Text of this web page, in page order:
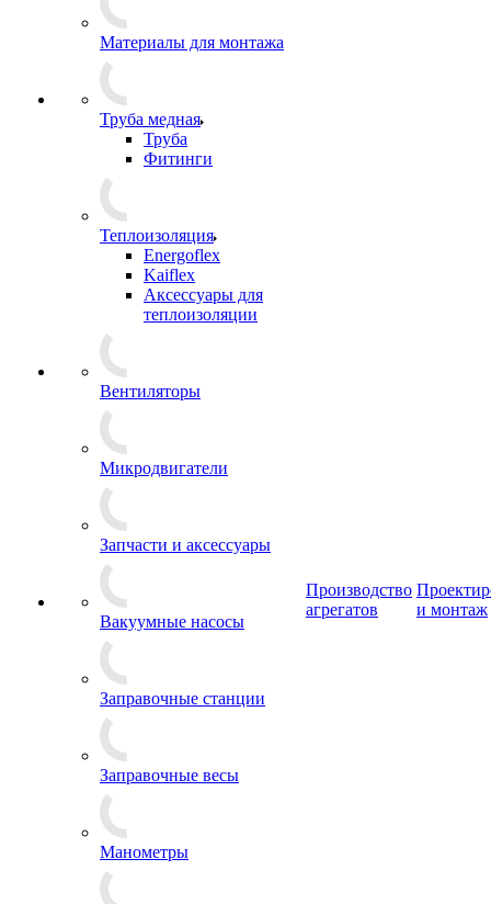
Материалы для монтажа
Труба медная
Труба
Фитинги
Теплоизоляция
Energoflex
Kaiflex
Аксессуары для
теплоизоляции
Вентиляторы
Микродвигатели
Запчасти и аксессуары
Вакуумные насосы
Заправочные станции
Заправочные весы
Манометры
Производство
агрегатов
и монтаж